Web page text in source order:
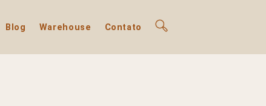
Blog Warehouse Contato